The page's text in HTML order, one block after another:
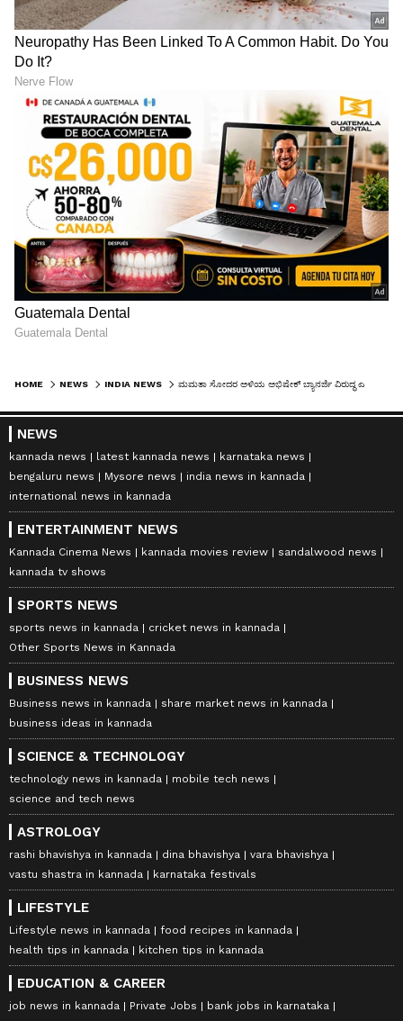
HOME NEWS INDIA NEWS
NEWS
kannada news latest kannada news
karnataka news
bengaluru news
Mysore news
india news in kannada
international news in kannada
ENTERTAINMENT NEWS
Kannada Cinema News kannada movies review
sandalwood news
kannada tv shows
SPORTS NEWS
sports news in kannada
cricket news in kannada
Other Sports News in Kannada
BUSINESS NEWS
Business news in kannada
share market news in kannada
business ideas in kannada
SCIENCE & TECHNOLOGY
technology news in kannada
mobile tech news
science and tech news
ASTROLOGY
rashi bhavishya in kannada dina bhavishya
vara bhavishya
vastu shastra in kannada
karnataka festivals
LIFESTYLE
Lifestyle news in kannada
food recipes in kannada
health tips in kannada
kitchen tips in kannada
EDUCATION & CAREER
job news in kannada Private Jobs
bank jobs in karnataka